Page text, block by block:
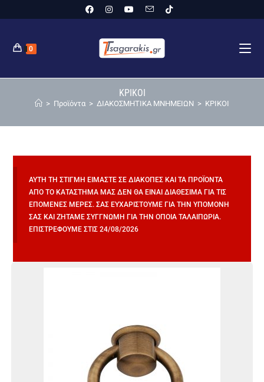
0
ΚΡΙΚΟΙ
> Προϊόντα > ΔΙΑΚΟΣΜΗΤΙΚΑ ΜΝΗΜΕΙΩΝ > ΚΡΙΚΟΙ
ΑΥΤΉ ΤΗ ΣΤΙΓΜΉ ΕΊΜΑΣΤΕ ΣΕ ΔΙΑΚΟΠΈΣ ΚΑΙ ΤΑ ΠΡΟΪΌΝΤΑ
ΑΠΌ ΤΟ ΚΑΤΆΣΤΗΜΆ ΜΑΣ ΔΕΝ ΘΑ ΕΊΝΑΙ ΔΙΑΘΈΣΙΜΑ ΓΙΑ ΤΙΣ
ΕΠΌΜΕΝΕΣ ΜΈΡΕΣ. ΣΑΣ ΕΥΧΑΡΙΣΤΟΎΜΕ ΓΙΑ ΤΗΝ ΥΠΟΜΟΝΉ
ΣΑΣ ΚΑΙ ΖΗΤΆΜΕ ΣΥΓΓΝΏΜΗ ΓΙΑ ΤΗΝ ΌΠΟΙΑ ΤΑΛΑΙΠΩΡΊΑ.
ΕΠΙΣΤΡΈΦΟΥΜΕ ΣΤΙΣ 24/08/2026